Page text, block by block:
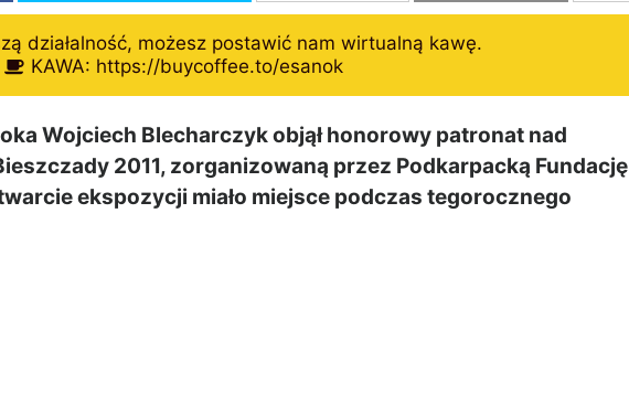
działalność, możesz postawić nam wirtualną kawę.
KAWA: https://buycoffee.to/esanok
Wojciech Blecharczyk objął honorowy patronat nad
2011, zorganizowaną przez Podkarpacką Fundację
ekspozycji miało miejsce podczas tegorocznego